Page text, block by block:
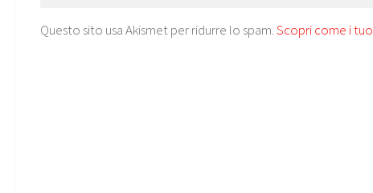
Questo sito usa Akismet per ridurre lo spam.Scopri come i